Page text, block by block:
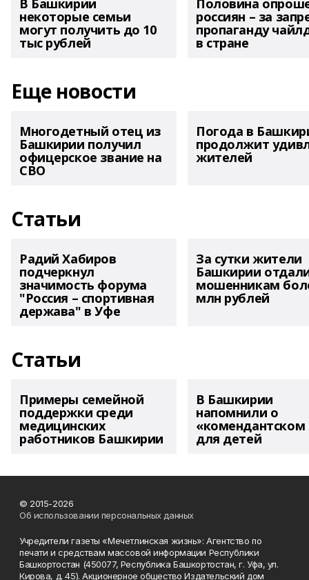
В Башкирии
некоторые семьи
могут получить до 10
тыс рублей
Половина
россиян – за
пропаганду
в стране
Еще новости
Многодетный отец из
Башкирии получил
офицерское звание на
СВО
Погода в
продолжит
жителей
Статьи
Радий Хабиров
подчеркнул
значимость форума
"Россия – спортивная
держава" в Уфе
За сутки жители
Башкирии
мошенникам
млн рублей
Статьи
Примеры семейной
поддержки среди
медицинских
работников Башкирии
В Башкирии
напомнили о
«комендантском
для детей
© 2015-2026
Об использовании персональных данных
Учредители газеты «Мечетлинская жизнь»: Агентство по
печати и средствам массовой информации Республики
Башкортостан (450077, Республика Башкортостан, г. Уфа, ул.
Кирова, д. 45). Акционерное общество Издательский дом